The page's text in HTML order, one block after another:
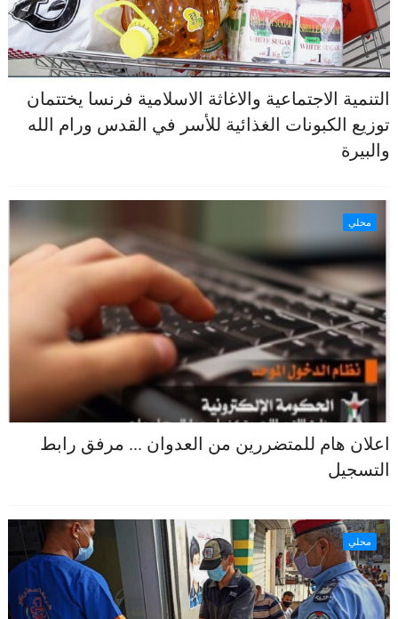
التنمية الاجتماعية والاغاثة الاسلامية فرنسا يختتمان
توزيع الكبونات الغذائية للأسر في القدس ورام الله
والبيرة
محلي
اعلان هام للمتضررين من العدوان ... مرفق رابط
التسجيل
محلي